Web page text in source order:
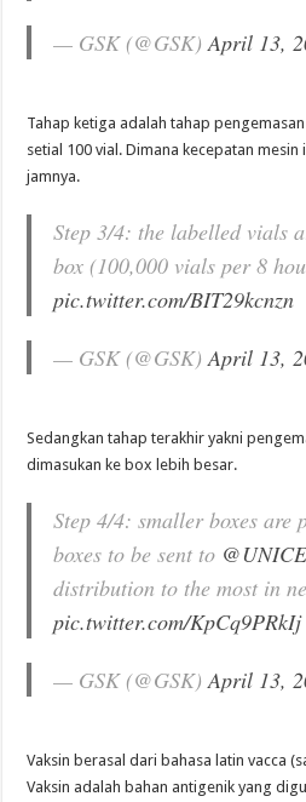
— GSK (@GSK)April 13,
Tahap ketiga adalah tahap
setial 100 vial. Dimana kecepatan
jamnya.
Step 3/4: the labelled vials
box (100,000 vials per 8
pic.twitter.com/BIT29kcnzn
— GSK (@GSK)April 13,
Sedangkan tahap terakhir yakni
dimasukan ke box lebih besar.
Step 4/4: smaller boxes are
boxes to be sent to
distribution to the most in
pic.twitter.com/KpCq9PRkIj
— GSK (@GSK)April 13,
Vaksin berasal dari bahasa latin vacca
Vaksin adalah bahan antigenik yang